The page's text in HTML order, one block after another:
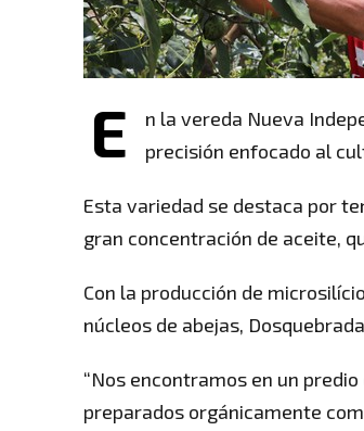
E
n la vereda Nueva
precisión enfocado al
Esta variedad se destaca por
gran concentración de aceite,
Con la producción de
núcleos de abejas,
“Nos encontramos en un
preparados orgánicamente